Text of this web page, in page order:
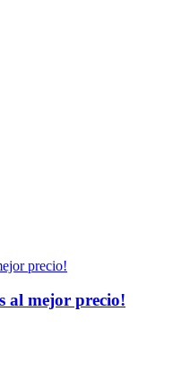
al mejor precio!